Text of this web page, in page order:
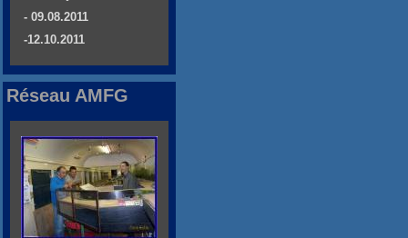
- 09.08.2011
-12.10.2011
Réseau AMFG